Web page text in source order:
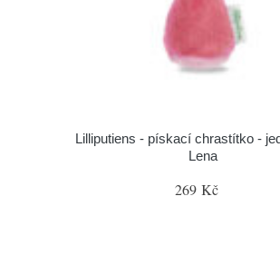
Lilliputiens - pískací chrastítko -
Lena
269 Kč